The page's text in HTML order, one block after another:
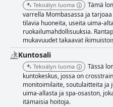
Tekoälyn luoma
Tämä
varrella Mombasassa ja
tilavia huoneita, useita uima-
ruokailumahdollisuuksia.
mukavuudet takaavat
Kuntosali
Tekoälyn luoma
Tässä
kuntokeskus, jossa on
monitoimilaite, soutulaitteita ja
uima-allasta ja spa-osaston,
itämaisia hoitoja.